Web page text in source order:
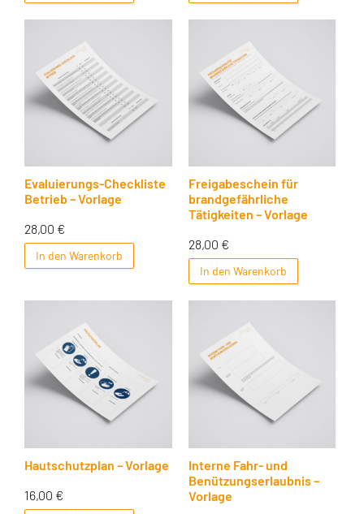
Evaluierungs-Checkliste
Betrieb – Vorlage
28,00 €
In den Warenkorb
Freigabeschein für
brandgefährliche
Tätigkeiten – Vorlage
28,00 €
In den Warenkorb
Hautschutzplan – Vorlage
16,00 €
Interne Fahr- und
Benützungserlaubnis –
Vorlage